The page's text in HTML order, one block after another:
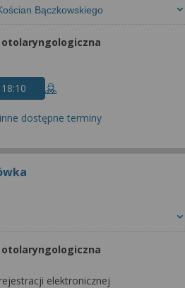
Bączkowskiego
otolaryngologiczna
dostępne terminy
otolaryngologiczna
elektronicznej